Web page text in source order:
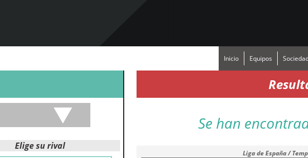
Inicio Equipos
Elige su rival
Se han
Liga de España /